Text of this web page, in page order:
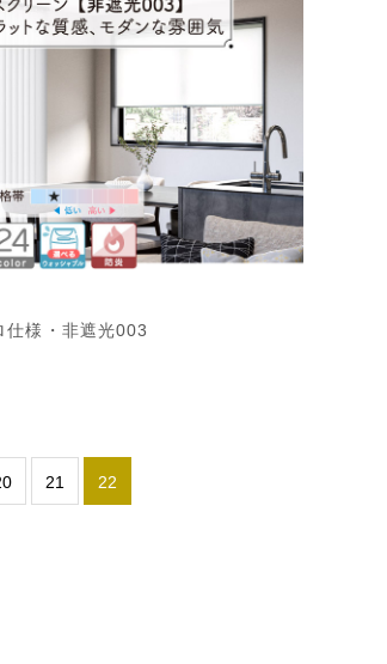
仕様・非遮光003
21 22